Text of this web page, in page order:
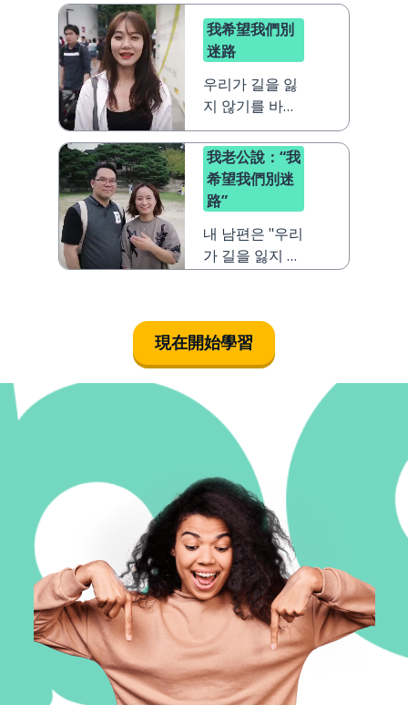
我希望我們別
迷路
우리가 길을 잃
지 않기를 바란
다
我老公說：“我
希望我們別迷
路”
내 남편은 "우리
가 길을 잃지 않
現在開始學習